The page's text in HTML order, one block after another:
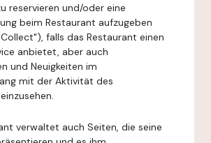
reservieren und/oder eine
beim Restaurant aufzugeben
falls das Restaurant einen
anbietet, aber auch
und Neuigkeiten im
mit der Aktivität des
verwaltet auch Seiten, die seine